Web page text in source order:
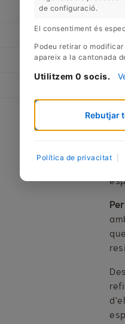
de configuració.
El consentiment és
Podeu retirar o
apareix a la cantonada
Utilitzem 0 socis.
Rebutjar
Política de privacitat